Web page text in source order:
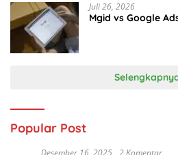
Juli 26, 2026
Mgid vs Google
Popular Post
Desember 16, 2025 2 Komentar